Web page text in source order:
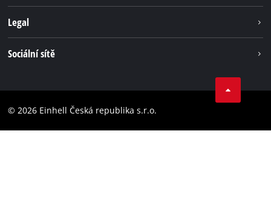
Systém akumulátorů
Legal
Prohlášení o přístupnosti
Sociální sítě
Instagram
© 2026 Einhell Česká republika s.r.o.